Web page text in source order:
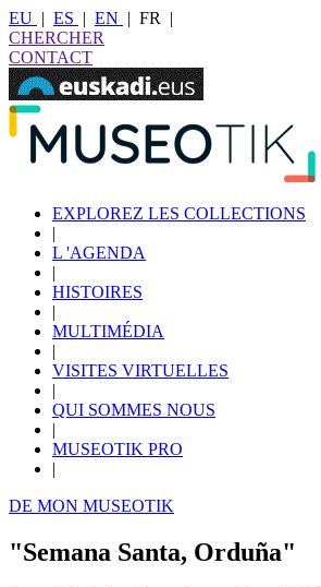
EU | ES | EN | FR
|
CHERCHER
CONTACT
EXPLOREZ LES COLLECTIONS
|
L 'AGENDA
|
HISTOIRES
|
MULTIMÉDIA
|
VISITES VIRTUELLES
|
QUI SOMMES NOUS
|
MUSEOTIK PRO
|
DE MON MUSEOTIK
"Semana Santa, Orduña"